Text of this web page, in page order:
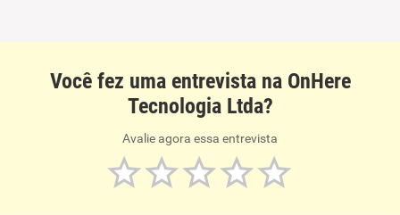
Você fez uma entrevista na OnHere
Tecnologia Ltda?
Avalie agora essa entrevista